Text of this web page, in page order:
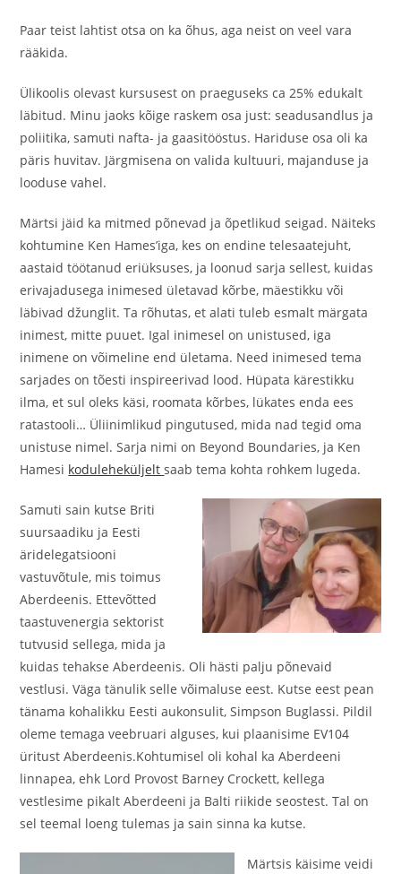
Paar teist lahtist otsa on ka õhus, aga neist on veel vara
rääkida.
Ülikoolis olevast kursusest on praeguseks ca 25% edukalt
läbitud. Minu jaoks kõige raskem osa just: seadusandlus ja
poliitika, samuti nafta- ja gaasitööstus. Hariduse osa oli ka
päris huvitav. Järgmisena on valida kultuuri, majanduse ja
looduse vahel.
Märtsi jäid ka mitmed põnevad ja õpetlikud seigad. Näiteks
kohtumine Ken Hames’iga, kes on endine telesaatejuht,
aastaid töötanud eriüksuses, ja loonud sarja sellest, kuidas
erivajadusega inimesed ületavad kõrbe, mäestikku või
läbivad džunglit. Ta rõhutas, et alati tuleb esmalt märgata
inimest, mitte puuet. Igal inimesel on unistused, iga
inimene on võimeline end ületama. Need inimesed tema
sarjades on tõesti inspireerivad lood. Hüpata kärestikku
ilma, et sul oleks käsi, roomata kõrbes, lükates enda ees
ratastooli… Üliinimlikud pingutused, mida nad tegid oma
unistuse nimel. Sarja nimi on Beyond Boundaries, ja Ken
Hamesi koduleheküljeltsaab tema kohta rohkem lugeda.
Samuti sain kutse Briti
suursaadiku ja Eesti
äridelegatsiooni
vastuvõtule, mis toimus
Aberdeenis. Ettevõtted
taastuvenergia sektorist
tutvusid sellega, mida ja
kuidas tehakse Aberdeenis. Oli hästi palju põnevaid
vestlusi. Väga tänulik selle võimaluse eest. Kutse eest pean
tänama kohalikku Eesti aukonsulit, Simpson Buglassi. Pildil
oleme temaga veebruari alguses, kui plaanisime EV104
üritust Aberdeenis.Kohtumisel oli kohal ka Aberdeeni
linnapea, ehk Lord Provost Barney Crockett, kellega
vestlesime pikalt Aberdeeni ja Balti riikide seostest. Tal on
sel teemal loeng tulemas ja sain sinna ka kutse.
Märtsis käisime veidi